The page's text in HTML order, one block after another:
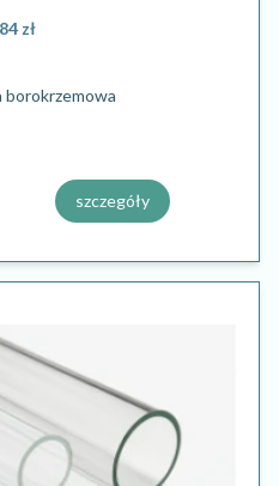
zł
borokrzemowa
szczegóły